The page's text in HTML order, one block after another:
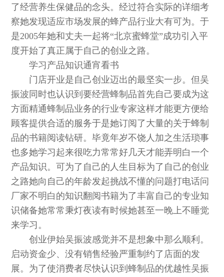
了经营养生保健品的念头。经过符合实际的详细考
察她发现适应市场发展的蜂产品行业大有可为。于
是2005年她和丈夫一起将“北京蜜蜂堂”成功引入平
度开始了真正属于自己的创业之路。
学习产品知识通宵看书
门店开业是自己创业迈出的最坚实一步。但吴
振波同时也认识到要经营蜂制品首先自己要成为这
方面精通蜂制品业务的行业专家这样才能更方便给
顾客提供合适的服务于是她订阅了大量的关于蜂制
品的书籍阅读钻研。毕竟年岁不饶人加之生活琐事
也多她学习起来很吃力常常好几天才能弄明白一个
产品知识。可为了自己的人生目标为了自己的创业
之路她向自己的年龄发起挑战不懂的问题打电话问
厂家不明白的知识翻阅书籍为了丰富自己的专业知
识储备她常常秉灯夜读有时候她甚至一晚上不睡觉
来学习。
创业伊始吴振波感觉并不是想象中那么顺利。
启动资金少、没有销售经验严重制约了店面的发
展。为了使消费者尽快认识到蜂制品的优越性吴振